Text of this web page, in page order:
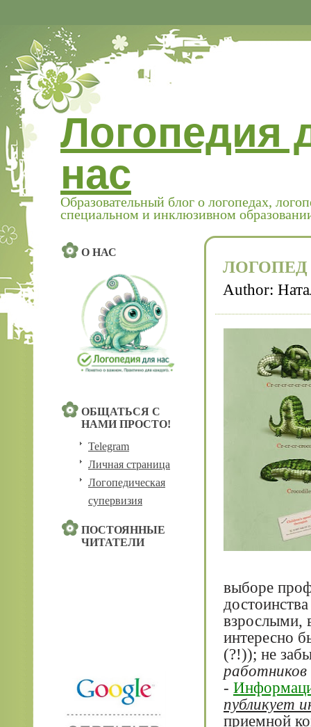
Логопедия
нас
Образовательный блог о логопедах,
специальном и инклюзивном
О НАС
ОБЩАТЬСЯ С
НАМИ ПРОСТО!
Telegram
Личная страница
Логопедическая
супервизия
ПОСТОЯННЫЕ
ЧИТАТЕЛИ
Author:
выборе
взрослыми,
интересно
(?!)); не
работников
-
публикует
приемной